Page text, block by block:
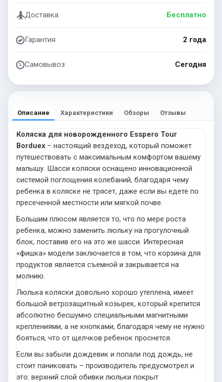
Доставка Бесплатно
Гарантия 2 года
Самовывоз Сегодня
Описание Характеристики Обзоры Отзывы
Коляска для новорожденного Esspero Tour
Borduex – настоящий вездеход, который поможет
путешествовать с максимальным комфортом вашему
малышу. Шасси коляски оснащено инновационной
системой поглощения колебаний, благодаря чему
ребенка в коляске не трясет, даже если вы едете по
пресеченной местности или мягкой почве.
Большим плюсом является то, что по мере роста
ребенка, можно заменить люльку на прогулочный
блок, поставив его на это же шасси. Интересная
«фишка» модели заключается в том, что корзина для
продуктов является съемной и закрывается на
молнию.
Люлька коляски довольно хорошо утеплена, имеет
большой ветрозащитный козырек, который крепится
абсолютно бесшумно специальными магнитными
креплениями, а не кнопками, благодаря чему не нужно
бояться, что от щелчков ребенок проснется.
Если вы забыли дождевик и попали под дождь, не
стоит паниковать – производитель предусмотрел и
это: верхний слой обивки люльки покрыт